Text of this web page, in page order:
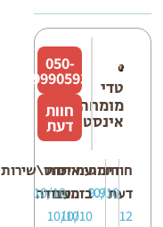
טדי
מומחה
אינסטלציה
050-
9990593
חוות
דעת
חוות
דעת
12
דירוג
10/10
מחיר
9.9
עמידה
בזמנים
10/10
איכות
העבודה
10/10
יחס\שירות
10/10